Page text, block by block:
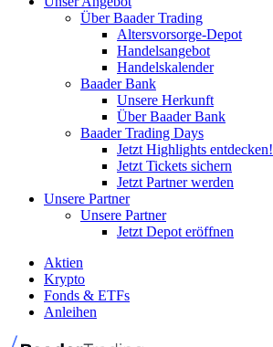
Über Baader Trading
Altersvorsorge-Depot
Handelsangebot
Handelskalender
Baader Bank
Unsere Herkunft
Über Baader Bank
Baader Trading Days
Jetzt Highlights entdecken!
Jetzt Tickets sichern
Jetzt Partner werden
Unsere Partner
Unsere Partner
Jetzt Depot eröffnen
Aktien
Krypto
Fonds & ETFs
Anleihen